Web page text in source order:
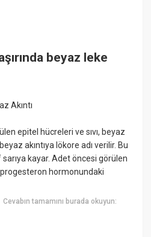
beyaz leke
Akıntı
epitel hücreleri ve sıvı, beyaz
akıntıya lökore adı verilir. Bu
sarıya kayar. Adet öncesi görülen
progesteron hormonundaki
Cevabın tamamını burada okuyun: